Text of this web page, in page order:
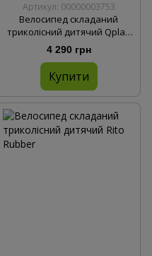
Артикул: 00000003753
Велосипед складаний
триколісний дитячий Qplay
RITO+ EVA Black
4 290 грн
Купити